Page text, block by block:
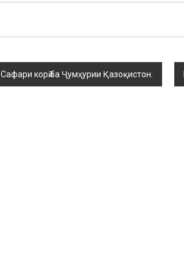
Сафари корӣ ба Ҷумҳурии Қазоқистон.